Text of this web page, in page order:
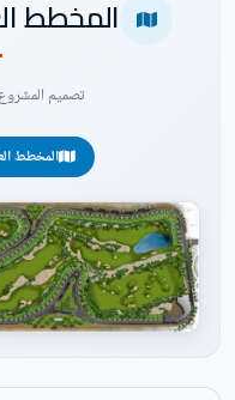
المخطط
تصميم
المخطط